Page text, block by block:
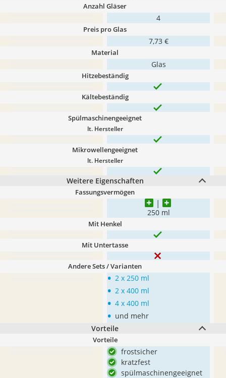
Anzahl Gläser
4
Preis pro Glas
7,73 €
Material
Glas
Hitzebeständig
Kältebeständig
Spülmaschinengeeignet
lt. Hersteller
Mikrowellengeeignet
lt. Hersteller
Weitere Eigenschaften
Fassungsvermögen
250 ml
Mit Henkel
Mit Untertasse
Andere Sets / Varianten
• 2 x 250 ml
• 2 x 400 ml
• 4 x 400 ml
• und mehr
Vorteile
Vorteile
frostsicher
kratzfest
spülmaschinengeeignet